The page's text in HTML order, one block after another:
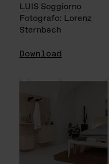
LUIS Soggiorno
Fotografo: Lorenz
Sternbach
Download